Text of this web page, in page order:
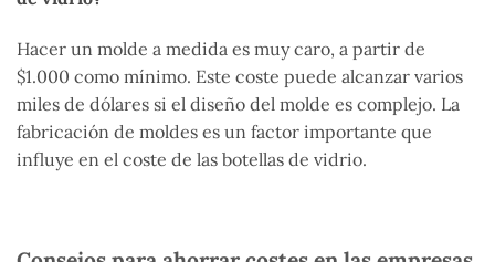
Hacer un molde a medida es muy caro, a partir de
$1.000 como mínimo. Este coste puede alcanzar varios
miles de dólares si el diseño del molde es complejo. La
fabricación de moldes es un factor importante que
influye en el coste de las botellas de vidrio.